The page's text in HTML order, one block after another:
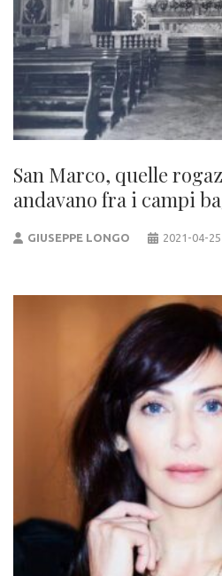
San Marco, quelle
andavano fra i campi
GIUSEPPE LONGO 2021-04-25